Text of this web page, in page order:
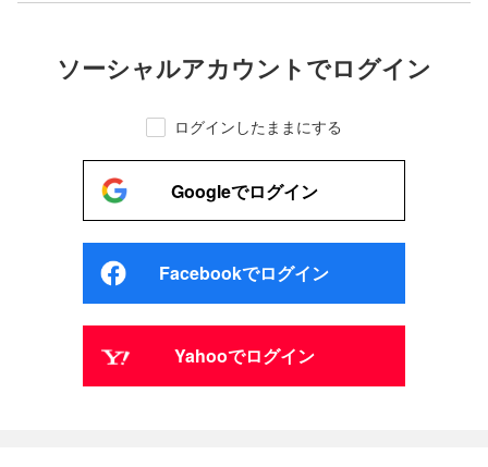
ソーシャルアカウントでログイン
ログインしたままにする
Googleでログイン
Facebookでログイン
Yahooでログイン